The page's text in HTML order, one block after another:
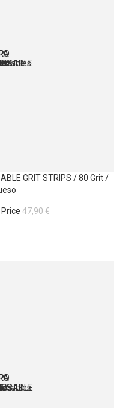
GRIT STRIPS / 80 Grit /
47,90 €